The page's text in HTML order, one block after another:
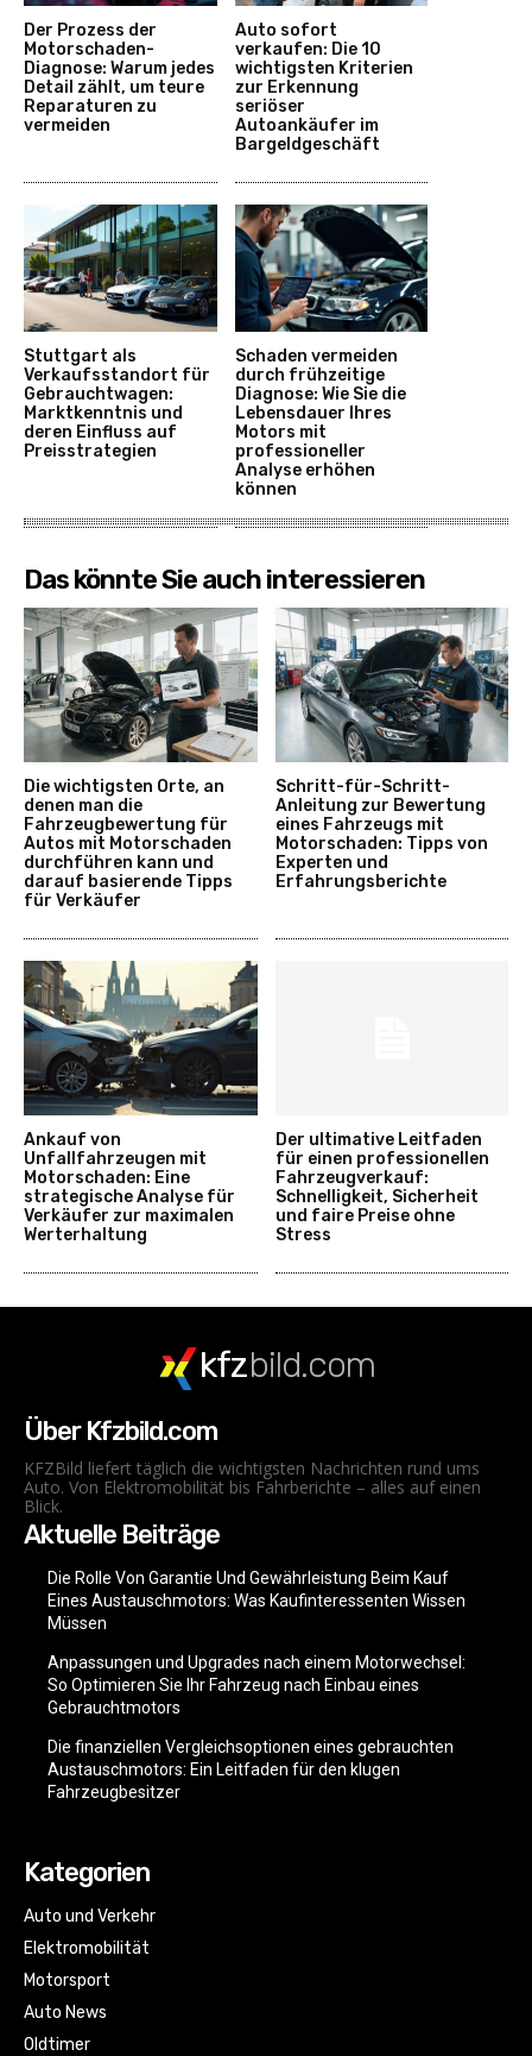
Der Prozess der
Motorschaden-
Diagnose: Warum jedes
Detail zählt, um teure
Reparaturen zu
vermeiden
Auto sofort
verkaufen: Die 10
wichtigsten Kriterien
zur Erkennung
seriöser
Autoankäufer im
Bargeldgeschäft
Stuttgart als
Verkaufsstandort für
Gebrauchtwagen:
Marktkenntnis und
deren Einfluss auf
Preisstrategien
Schaden vermeiden
durch frühzeitige
Diagnose: Wie Sie die
Lebensdauer Ihres
Motors mit
professioneller
Analyse erhöhen
können
Das könnte Sie auch interessieren
Die wichtigsten Orte, an
denen man die
Fahrzeugbewertung für
Autos mit Motorschaden
durchführen kann und
darauf basierende Tipps
für Verkäufer
Schritt-für-Schritt-
Anleitung zur Bewertung
eines Fahrzeugs mit
Motorschaden: Tipps von
Experten und
Erfahrungsberichte
Ankauf von
Unfallfahrzeugen mit
Motorschaden: Eine
strategische Analyse für
Verkäufer zur maximalen
Werterhaltung
Der ultimative Leitfaden
für einen professionellen
Fahrzeugverkauf:
Schnelligkeit, Sicherheit
und faire Preise ohne
Stress
kfzbild.com
Über Kfzbild.com
KFZBild liefert täglich die wichtigsten Nachrichten rund ums
Auto. Von Elektromobilität bis Fahrberichte – alles auf einen
Blick.
Aktuelle Beiträge
Die Rolle Von Garantie Und Gewährleistung Beim Kauf
Eines Austauschmotors: Was Kaufinteressenten Wissen
Müssen
Anpassungen und Upgrades nach einem Motorwechsel:
So Optimieren Sie Ihr Fahrzeug nach Einbau eines
Gebrauchtmotors
Die finanziellen Vergleichsoptionen eines gebrauchten
Austauschmotors: Ein Leitfaden für den klugen
Fahrzeugbesitzer
Kategorien
Auto und Verkehr
Elektromobilität
Motorsport
Auto News
Oldtimer